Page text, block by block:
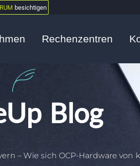
besichtigen
Rechenzentren
Blog
– Wie sich OCP-Hardware von